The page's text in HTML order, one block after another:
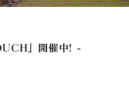
」開催中! -